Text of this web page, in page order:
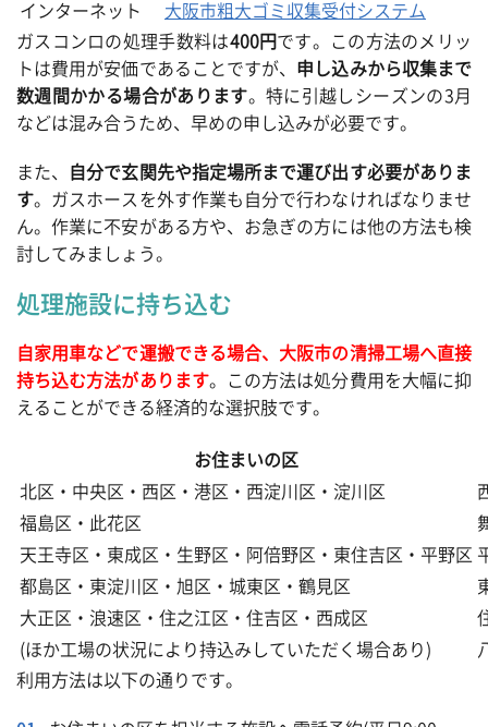
インターネット
大阪市粗大ゴミ収集受付システム
ガスコンロの処理手数料は400円です。この方法のメリッ
トは費用が安価であることですが、
申し込みから収集まで
数週間かかる場合があります。特に引越しシーズンの3月
などは混み合うため、早めの申し込みが必要です。
また、
自分で玄関先や指定場所まで運び出す必要がありま
す。ガスホースを外す作業も自分で行わなければなりませ
ん。作業に不安がある方や、お急ぎの方には他の方法も検
討してみましょう。
処理施設に持ち込む
自家用車などで運搬できる場合、大阪市の清掃工場へ直接
持ち込む方法があります。この方法は処分費用を大幅に抑
えることができる経済的な選択肢です。
お住まいの区
北区・中央区・西区・港区・西淀川区・淀川区
福島区・此花区
天王寺区・東成区・生野区・阿倍野区・東住吉区・平野区
都島区・東淀川区・旭区・城東区・鶴見区
大正区・浪速区・住之江区・住吉区・西成区
(ほか工場の状況により持込みしていただく場合あり)
利用方法は以下の通りです。